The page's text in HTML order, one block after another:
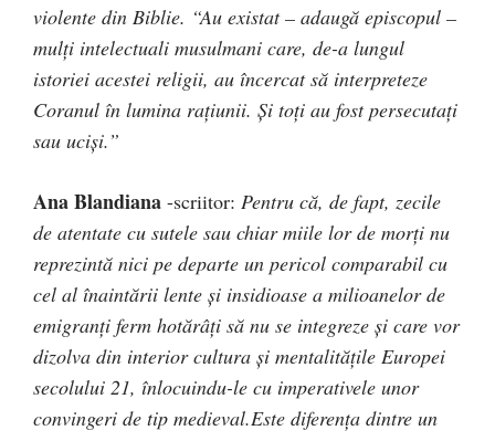
violente din Biblie. “Au existat – adaugă episcopul –
mulţi intelectuali musulmani care, de-a lungul
istoriei acestei religii, au încercat să interpreteze
Coranul în lumina raţiunii. Şi toţi au fost persecutaţi
sau ucişi.”
Ana Blandiana -scriitor: Pentru că, de fapt, zecile
de atentate cu sutele sau chiar miile lor de morți nu
reprezintă nici pe departe un pericol comparabil cu
cel al înaintării lente și insidioase a milioanelor de
emigranți ferm hotărâți să nu se integreze și care vor
dizolva din interior cultura și mentalitățile Europei
secolului 21, înlocuindu-le cu imperativele unor
convingeri de tip medieval.Este diferența dintre un